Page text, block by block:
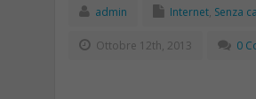
admin Internet, Senza
Ottobre 12th, 2013 0